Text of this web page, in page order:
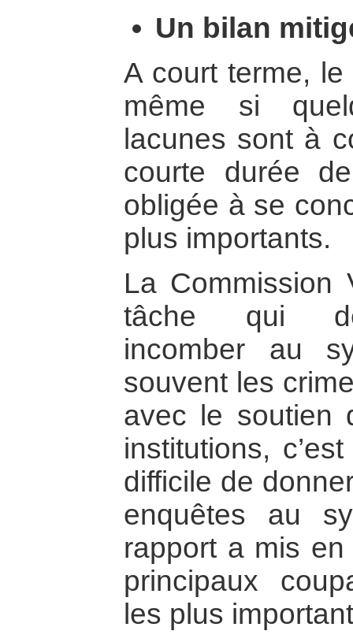
Un bilan
A court terme,
même si
lacunes sont à
courte durée
obligée à se
plus importants.
La Commission
tâche qui
incomber au
souvent les
avec le soutien
institutions,
difficile de
enquêtes au
rapport a mis
principaux
les plus